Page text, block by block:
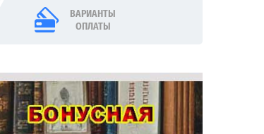
ВАРИАНТЫ
ОПЛАТЫ